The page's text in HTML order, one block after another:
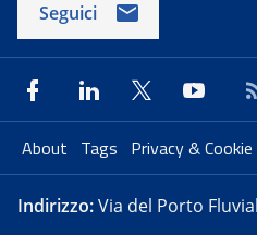
Seguici
About Tags Privacy & Cookie
Indirizzo:Via del Porto